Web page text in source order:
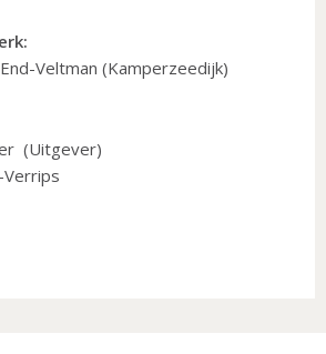
Veltman (Kamperzeedijk)
(Uitgever)
Verrips